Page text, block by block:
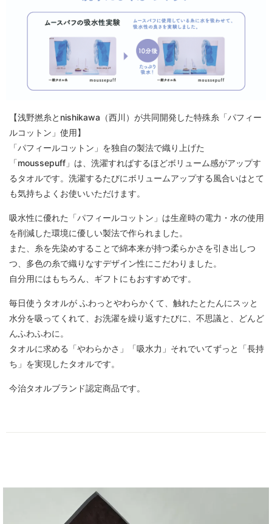
【浅野撚糸とnishikawa（西川）が共同開発した特殊糸「パフィー
ルコットン」使用】
「パフィールコットン」を独自の製法で織り上げた
「moussepuff」は、洗濯すればするほどボリューム感がアップす
るタオルです。洗濯するたびにボリュームアップする風合いはとて
も気持ちよくお使いいただけます。
吸水性に優れた「パフィールコットン」は生産時の電力・水の使用
を削減した環境に優しい製法で作られました。
また、糸を先染めすることで綿本来が持つ柔らかさを引き出しつ
つ、多色の糸で織りなすデザイン性にこだわりました。
自分用にはもちろん、ギフトにもおすすめです。
毎日使うタオルが ふわっとやわらかくて、触れたとたんにスッと
水分を吸ってくれて、お洗濯を繰り返すたびに、不思議と、どんど
んふわふわに。
タオルに求める「やわらかさ」「吸水力」それでいてずっと「長持
ち」を実現したタオルです。
今治タオルブランド認定商品です。